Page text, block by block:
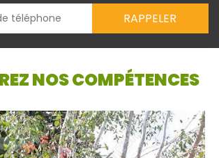
NOS COMPÉTENCES